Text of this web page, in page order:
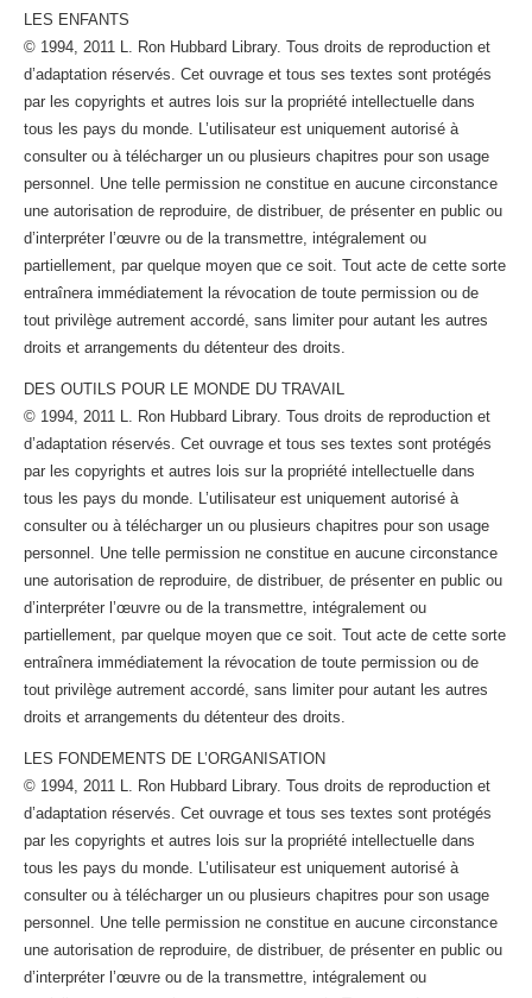
LES ENFANTS
© 1994, 2011 L. Ron Hubbard Library. Tous droits de reproduction et
d’adaptation réservés. Cet ouvrage et tous ses textes sont protégés
par les copyrights et autres lois sur la propriété intellectuelle dans
tous les pays du monde. L’utilisateur est uniquement autorisé à
consulter ou à télécharger un ou plusieurs chapitres pour son usage
personnel. Une telle permission ne constitue en aucune circonstance
une autorisation de reproduire, de distribuer, de présenter en public ou
d’interpréter l’œuvre ou de la transmettre, intégralement ou
partiellement, par quelque moyen que ce soit. Tout acte de cette sorte
entraînera immédiatement la révocation de toute permission ou de
tout privilège autrement accordé, sans limiter pour autant les autres
droits et arrangements du détenteur des droits.
DES OUTILS POUR LE MONDE DU TRAVAIL
© 1994, 2011 L. Ron Hubbard Library. Tous droits de reproduction et
d’adaptation réservés. Cet ouvrage et tous ses textes sont protégés
par les copyrights et autres lois sur la propriété intellectuelle dans
tous les pays du monde. L’utilisateur est uniquement autorisé à
consulter ou à télécharger un ou plusieurs chapitres pour son usage
personnel. Une telle permission ne constitue en aucune circonstance
une autorisation de reproduire, de distribuer, de présenter en public ou
d’interpréter l’œuvre ou de la transmettre, intégralement ou
partiellement, par quelque moyen que ce soit. Tout acte de cette sorte
entraînera immédiatement la révocation de toute permission ou de
tout privilège autrement accordé, sans limiter pour autant les autres
droits et arrangements du détenteur des droits.
LES FONDEMENTS DE L’ORGANISATION
© 1994, 2011 L. Ron Hubbard Library. Tous droits de reproduction et
d’adaptation réservés. Cet ouvrage et tous ses textes sont protégés
par les copyrights et autres lois sur la propriété intellectuelle dans
tous les pays du monde. L’utilisateur est uniquement autorisé à
consulter ou à télécharger un ou plusieurs chapitres pour son usage
personnel. Une telle permission ne constitue en aucune circonstance
une autorisation de reproduire, de distribuer, de présenter en public ou
d’interpréter l’œuvre ou de la transmettre, intégralement ou